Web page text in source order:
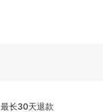
最长30天退款